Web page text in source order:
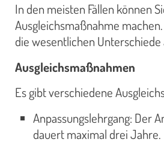
In den meisten Fällen können
Ausgleichsmaßnahme
die wesentlichen Unterschiede
Ausgleichsmaßnahmen
Es gibt verschiedene
Anpassungslehrgang: Der
dauert maximal drei Jahre.